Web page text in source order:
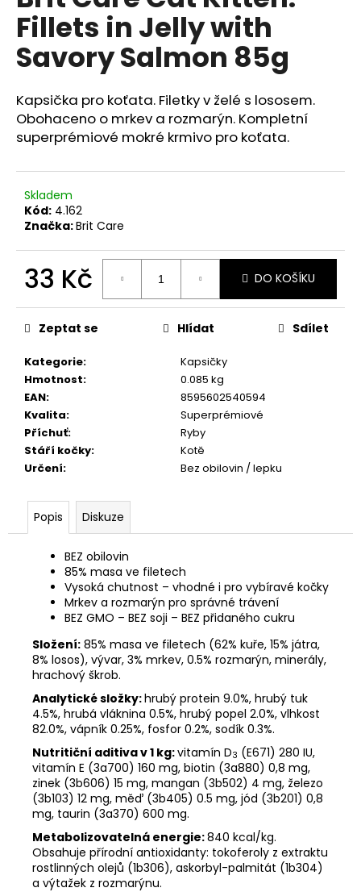
0,0
5
hvězdiček.
Fillets in Jelly with
Savory Salmon 85g
Kapsička pro koťata. Filetky v želé s lososem.
Obohaceno o mrkev a rozmarýn. Kompletní
superprémiové mokré krmivo pro koťata.
Skladem
Kód: 4.162
Značka:Brit Care
33 Kč
cena:
DO KOŠÍKU
Kategorie:
Kapsičky
Hmotnost:
0.085 kg
EAN:
8595602540594
Kvalita:
Superprémiové
Příchuť:
Ryby
Stáří kočky:
Kotě
Určení: Bez obilovin / lepku
Zeptat se Hlídat Sdílet
Popis Diskuze
BEZ obilovin
85% masa ve filetech
Vysoká chutnost – vhodné i pro vybíravé kočky
Mrkev a rozmarýn pro správné trávení
BEZ GMO – BEZ soji – BEZ přidaného cukru
Složení: 85% masa ve filetech (62% kuře, 15% játra,
8% losos), vývar, 3% mrkev, 0.5% rozmarýn, minerály,
hrachový škrob.
Analytické složky:hrubý protein 9.0%, hrubý tuk
4.5%, hrubá vláknina 0.5%, hrubý popel 2.0%, vlhkost
82.0%, vápník 0.25%, fosfor 0.2%, sodík 0.3%.
Nutritiční aditiva v 1 kg:vitamín D3 (E671) 280 IU,
vitamín E (3a700) 160 mg, biotin (3a880) 0,8 mg,
zinek (3b606) 15 mg, mangan (3b502) 4 mg, železo
(3b103) 12 mg, měď (3b405) 0.5 mg, jód (3b201) 0,8
mg, taurin (3a370) 600 mg.
Metabolizovatelná energie:840 kcal/kg.
Obsahuje přírodní antioxidanty: tokoferoly z extraktu
rostlinných olejů (1b306), askorbyl-palmitát (1b304)
a výtažek z rozmarýnu.
a
j
í
?
D
o
p
o
č
u
e
m
e
JOSERA
KIDS
900G